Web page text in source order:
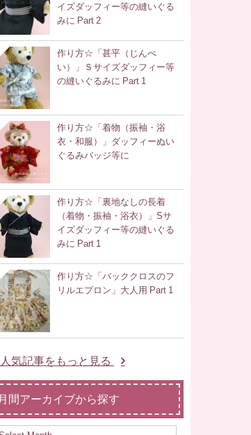
イズダッフィー等の縫いぐる
みに Part 2
作り方☆「甚平（じんべ
い）」Ｓサイズダッフィー等
の縫いぐるみに Part 1
作り方☆「着物（振袖・浴
衣・和服）」ダッフィーぬい
ぐるみバッジ等に
作り方☆「裏地なしの長着
（着物・振袖・浴衣）」Sサ
イズダッフィー等の縫いぐる
みに Part 1
作り方☆「バッククロスのフ
リルエプロン」大人用 Part 1
人気記事をもっと見る
月間アーカイブから探す